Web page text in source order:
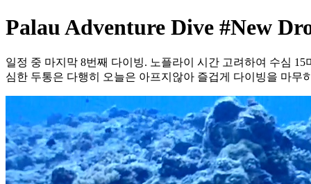
Palau Adventure Dive #New
일정 중 마지막 8번째 다이빙. 노플라이 시간 고려하여 수심
심한 두통은 다행히 오늘은 아프지않아 즐겁게 다이빙을 마무